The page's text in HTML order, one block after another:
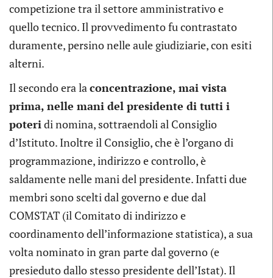
competizione tra il settore amministrativo e
quello tecnico. Il provvedimento fu contrastato
duramente, persino nelle aule giudiziarie, con esiti
alterni.
Il secondo era la concentrazione, mai vista
prima, nelle mani del presidente di tutti i
poteri di nomina, sottraendoli al Consiglio
d’Istituto. Inoltre il Consiglio, che è l’organo di
programmazione, indirizzo e controllo, è
saldamente nelle mani del presidente. Infatti due
membri sono scelti dal governo e due dal
COMSTAT (il Comitato di indirizzo e
coordinamento dell’informazione statistica), a sua
volta nominato in gran parte dal governo (e
presieduto dallo stesso presidente dell’Istat). Il